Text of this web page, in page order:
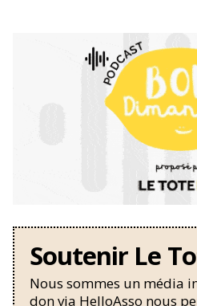
Soutenir Le
Nous sommes un média
don via HelloAsso nous